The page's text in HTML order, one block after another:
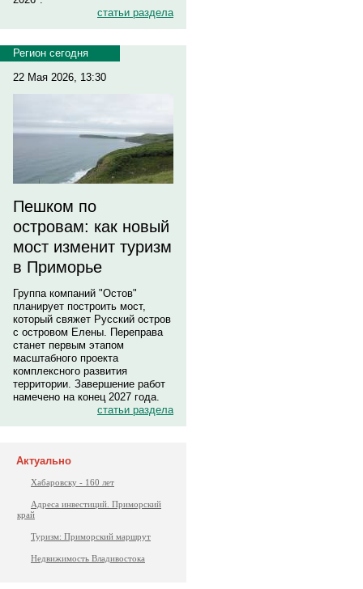
статьи раздела
Регион сегодня
22 Мая 2026, 13:30
Пешком по
островам: как новый
мост изменит туризм
в Приморье
Группа компаний "Остов"
планирует построить мост,
который свяжет Русский остров
с островом Елены. Переправа
станет первым этапом
масштабного проекта
комплексного развития
территории. Завершение работ
намечено на конец 2027 года.
статьи раздела
Актуально
Хабаровску - 160 лет
Адреса инвестиций. Приморский
край
Туризм: Приморский маршрут
Недвижимость Владивостока